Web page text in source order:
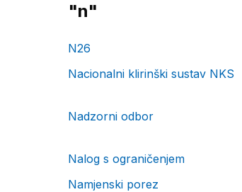
"n"
N26
Nacionalni klirinški sustav NKS
Nadzorni odbor
Nalog s ograničenjem
Namjenski porez